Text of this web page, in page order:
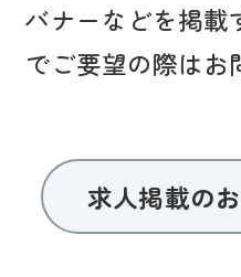
バナーなどを掲載
でご要望の際はお
求人掲載の